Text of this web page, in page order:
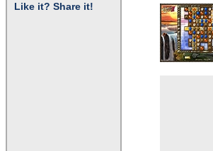
Like it? Share it!